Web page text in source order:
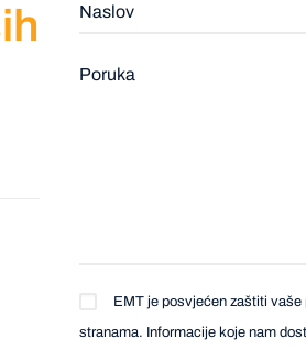
EMT je posvjećen zaštiti
stranama. Informacije koje nam